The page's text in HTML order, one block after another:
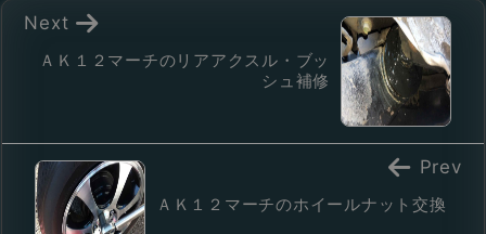
ＡＫ１２マーチのリアアクスル・ブッ
シュ補修
Next
ＡＫ１２マーチのホイールナット交換
Prev